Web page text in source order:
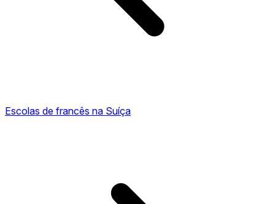
Escolas de francês na Suíça